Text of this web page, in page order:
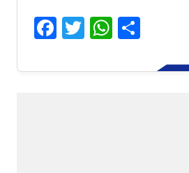
Facebook
TwitterWhatsApp